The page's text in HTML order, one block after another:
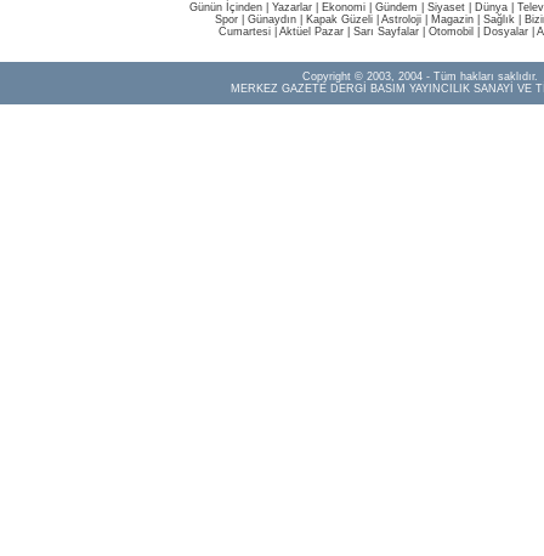
Günün İçinden Yazarlar Ekonomi Gündem Siyaset Dünya |
Spor
Günaydın Kapak Güzeli Astroloji Magazin Sağlık
Cumartesi| Aktüel Pazar| Sarı Sayfalar| Otomobil Dosyalar|
Copyright © 2003, 2004 - Tüm hakları saklıdır.
MERKEZ GAZETE DERGİ BASIM YAYINCILIK SANAYİ VE